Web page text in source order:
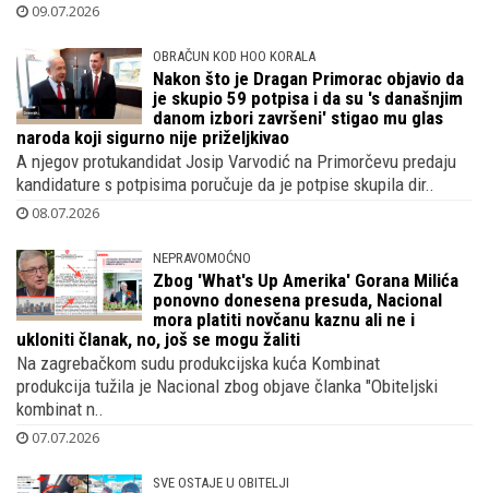
09.07.2026
OBRAČUN KOD HOO KORALA
Nakon što je Dragan Primorac objavio da
je skupio 59 potpisa i da su 's današnjim
danom izbori završeni' stigao mu glas
naroda koji sigurno nije priželjkivao
A njegov protukandidat Josip Varvodić na Primorčevu predaju
kandidature s potpisima poručuje da je potpise skupila dir..
08.07.2026
NEPRAVOMOĆNO
Zbog 'What's Up Amerika' Gorana Milića
ponovno donesena presuda, Nacional
mora platiti novčanu kaznu ali ne i
ukloniti članak, no, još se mogu žaliti
Na zagrebačkom sudu produkcijska kuća Kombinat
produkcija tužila je Nacional zbog objave članka "Obiteljski
kombinat n..
07.07.2026
SVE OSTAJE U OBITELJI